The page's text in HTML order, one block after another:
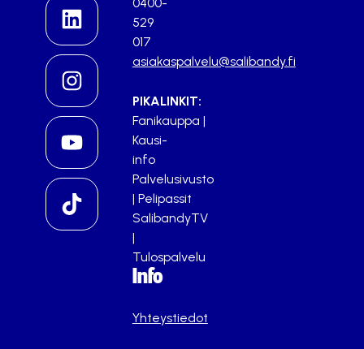
529
017
asiakaspalvelu@salibandy.fi
PIKALINKIT:
Fanikauppa |
Kausi-
info
Palvelusivusto
| Pelipassit
SalibandyTV
|
Tulospalvelu
Info
Yhteystiedot